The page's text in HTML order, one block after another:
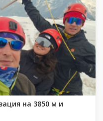
на 3850 м и